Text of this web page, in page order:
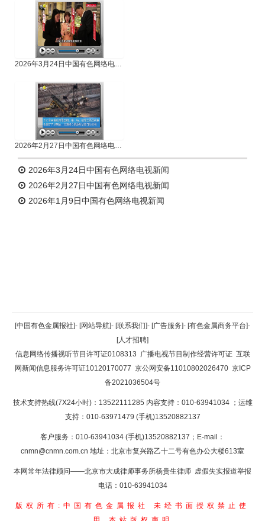
2026年3月24日中国有色网络电视新闻
2026年2月27日中国有色网络电视新闻
2026年3月24日中国有色网络电视新闻
2026年2月27日中国有色网络电视新闻
2026年1月9日中国有色网络电视新闻
返回顶部
返回首页
[中国有色金属报社]- [网站导航]- [联系我们]- [广告服务]- [有色金属商务平台]-
[人才招聘]
信息网络传播视听节目许可证0108313 广播电视节目制作经营许可证 互联
网新闻信息服务许可证10120170077 京公网安备11010802026470 京ICP
备2021036504号
技术支持热线(7X24小时)：13522111285 内容支持：010-63941034 ；运维
支持：010-63971479 (手机)13520882137
客户服务：010-63941034 (手机)13520882137；E-mail：
cnmn@cnmn.com.cn 地址：北京市复兴路乙十二号有色办公大楼613室
本网常年法律顾问——北京市大成律师事务所杨贵生律师 虚假失实报道举报
电话：010-63941034
版权所有:中国有色金属报社
未经书面授权禁止使